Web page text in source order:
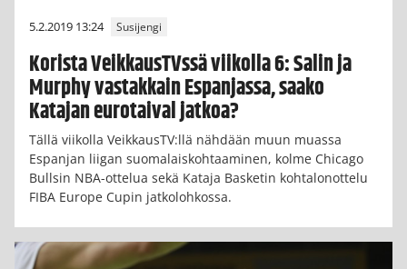
5.2.2019 13:24 Susijengi
Korista VeikkausTVssä viikolla 6: Salin ja
Murphy vastakkain Espanjassa, saako
Katajan eurotaival jatkoa?
Tällä viikolla VeikkausTV:llä nähdään muun muassa
Espanjan liigan suomalaiskohtaaminen, kolme Chicago
Bullsin NBA-ottelua sekä Kataja Basketin kohtalonottelu
FIBA Europe Cupin jatkolohkossa.